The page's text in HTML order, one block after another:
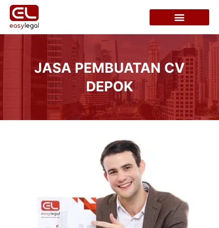
JASA PEMBUATAN CV
DEPOK